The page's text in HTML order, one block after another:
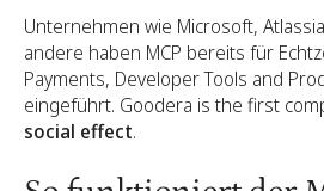
Unternehmen wie Microsoft,
andere haben MCP bereits für
Payments, Developer Tools and
eingeführt. Goodera is the first
social effect.